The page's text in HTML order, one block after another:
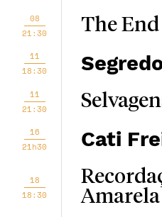
08
21:30
The End
11
18:30
11
21:30
16
21h30
Cati
18
18:30
Amarela